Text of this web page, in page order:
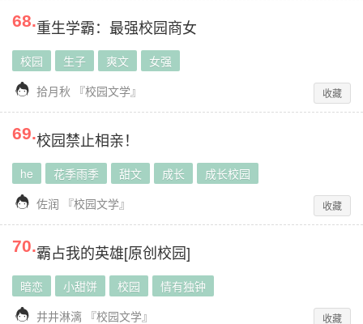
68.重生学霸：最强校园商女
校园 生子 爽文 女强
 拾月秋 『校园文学』 收藏
69.校园禁止相亲！
he 花季雨季 甜文 成长 成长校园
 佐润 『校园文学』 收藏
70.霸占我的英雄[原创校园]
暗恋 小甜饼 校园 情有独钟
 井井淋漓 『校园文学』 收藏